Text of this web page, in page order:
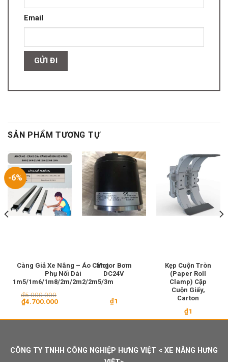
Email
SẢN PHẨM TƯƠNG TỰ
-6%
Càng Giả Xe Nâng – Áo Càng
Phụ Nối Dài
1m5/1m6/1m8/2m/2m2/2m5/3m
₫5.000.000
Giá
gốc
₫5.000.000.
₫4.700.000Giá
là:
Motor Bơm
DC24V
₫1
Kẹp Cuộn Tròn
(Paper Roll
Clamp) Cặp
Cuộn Giấy,
Carton
₫1
CÔNG TY TNHH CÔNG NGHIỆP HƯNG VIỆT < XE NÂNG HƯNG